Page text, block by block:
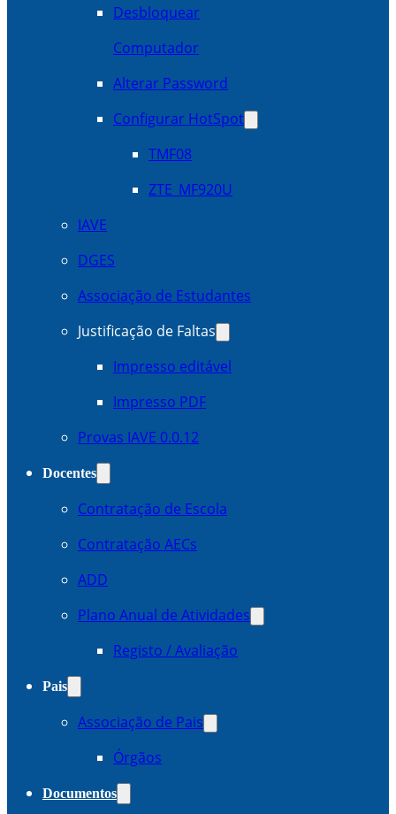
Desbloquear
Computador
Alterar Password
Configurar HotSpot
TMF08
ZTE_MF920U
IAVE
DGES
Associação de Estudantes
Justificação de Faltas
Impresso editável
Impresso PDF
Provas IAVE 0.0.12
Docentes
Contratação de Escola
Contratação AECs
ADD
Plano Anual de Atividades
Registo / Avaliação
Pais
Associação de Pais
Órgãos
Documentos